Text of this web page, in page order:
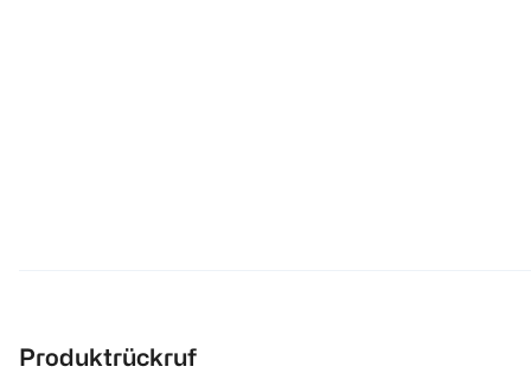
Produktrückruf